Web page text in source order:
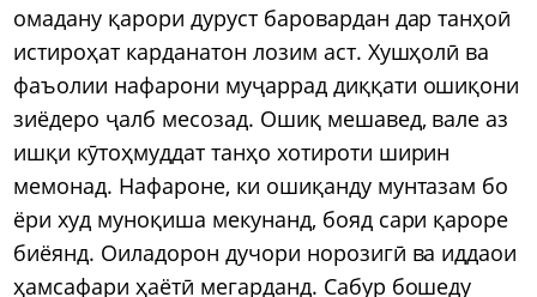
омадану қарори дуруст баровардан дар танҳоӣ
истироҳат карданатон лозим аст. Хушҳолӣ ва
фаъолии нафарони муҷаррад диққати ошиқони
зиёдеро ҷалб месозад. Ошиқ мешавед, вале аз
ишқи кӯтоҳмуддат танҳо хотироти ширин
мемонад. Нафароне, ки ошиқанду мунтазам бо
ёри худ муноқиша мекунанд, бояд сари қароре
биёянд. Оиладорон дучори норозигӣ ва иддаои
ҳамсафари ҳаётӣ мегарданд. Сабур бошеду